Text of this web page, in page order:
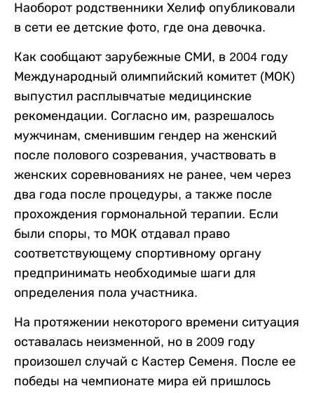
Наоборот родственники Хелиф опубликовали
в сети ее детские фото, где она девочка.
Как сообщают зарубежные СМИ, в 2004 году
Международный олимпийский комитет (МОК)
выпустил расплывчатые медицинские
рекомендации. Согласно им, разрешалось
мужчинам, сменившим гендер на женский
после полового созревания, участвовать в
женских соревнованиях не ранее, чем через
два года после процедуры, а также после
прохождения гормональной терапии. Если
были споры, то МОК отдавал право
соответствующему спортивному органу
предпринимать необходимые шаги для
определения пола участника.
На протяжении некоторого времени ситуация
оставалась неизменной, но в 2009 году
произошел случай с Кастер Семеня. После ее
победы на чемпионате мира ей пришлось